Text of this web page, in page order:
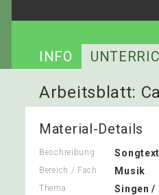
INFO
Arbeitsblatt:
Material-Details
Beschreibung
Bereich / Fach Musik
Thema Singen /